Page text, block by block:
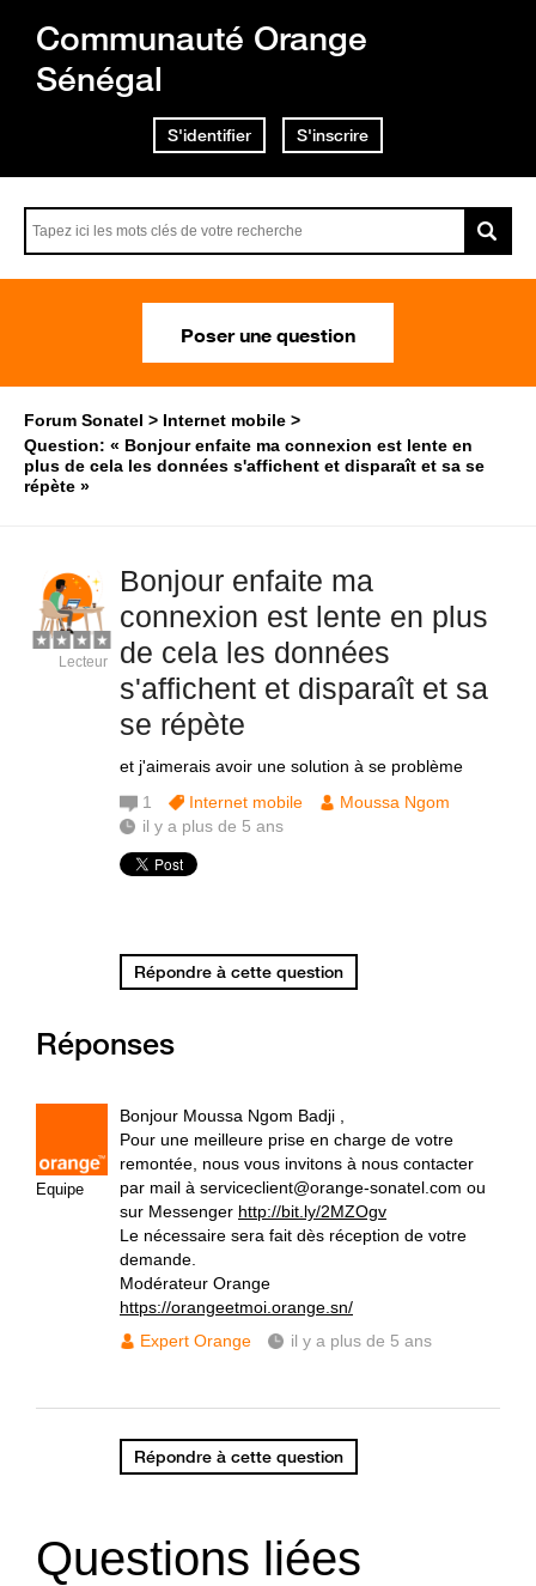
Communauté Orange
Sénégal
S'identifier S'inscrire
Poser une question
Forum Sonatel
Internet mobile
Question: « Bonjour enfaite ma connexion est lente en
plus de cela les données s'affichent et disparaît et sa se
répète »
Bonjour enfaite ma
connexion est lente en plus
de cela les données
s'affichent et disparaît et sa
se répète
et j'aimerais avoir une solution à se problème
Lecteur
1 Internet mobile
Moussa Ngom
il y a plus de 5 ans
Répondre à cette question
Réponses
Equipe
Bonjour Moussa Ngom Badji ,
Pour une meilleure prise en charge de votre
remontée, nous vous invitons à nous contacter
par mail à serviceclient@orange-sonatel.com ou
sur Messenger http://bit.ly/2MZOgv
Le nécessaire sera fait dès réception de votre
demande.
Modérateur Orange
https://orangeetmoi.orange.sn/
Expert Orange
il y a plus de 5 ans
Répondre à cette question
Questions liées